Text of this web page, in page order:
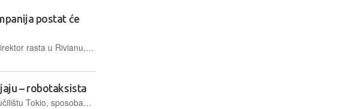
postat će
Jiten Behl, partner u Eclipse Ventures i bivši direktor rasta u Rivianu, tvrdi da ulazimo u eru reindustrijalizacije koju pokreću AI roboti, a ne jeftina radna snaga
– robotaksista
Musashi je humanoidni robot razvijen na Sveučilištu Tokio, sposoban voziti maleni automobil. Za sada je riječ tek o osnovnim vozačkim operacijama u kontroliranim uvjetima, a u budućnosti, tko zna…